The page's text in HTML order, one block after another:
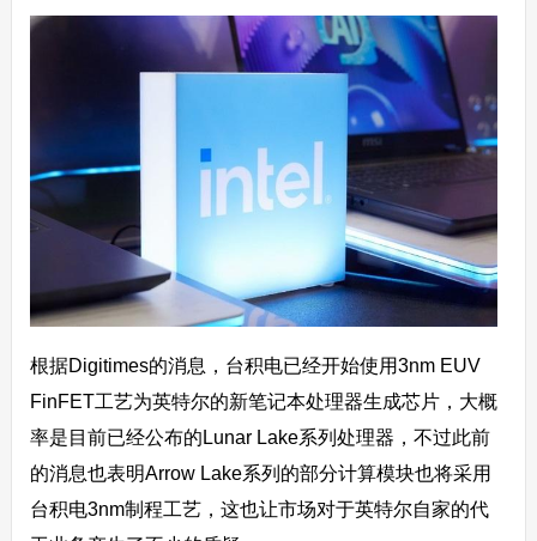
根据Digitimes的消息，台积电已经开始使用3nm EUV
FinFET工艺为英特尔的新笔记本处理器生成芯片，大概
率是目前已经公布的Lunar Lake系列处理器，不过此前
的消息也表明Arrow Lake系列的部分计算模块也将采用
台积电3nm制程工艺，这也让市场对于英特尔自家的代